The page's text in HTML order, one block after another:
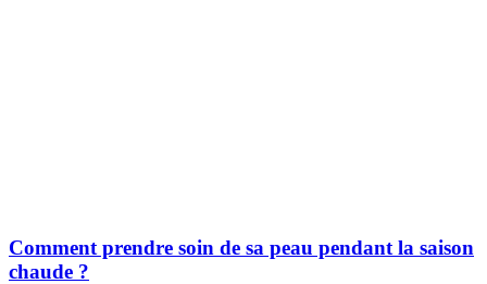
Comment prendre soin de sa peau pendant la saison
chaude ?